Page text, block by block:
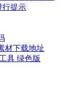
行提示
材下载地址
具 绿色版